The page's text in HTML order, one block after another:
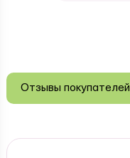
Отзывы покупателей